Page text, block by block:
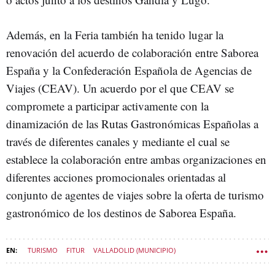
Además, en la Feria también ha tenido lugar la
renovación del acuerdo de colaboración entre Saborea
España y la Confederación Española de Agencias de
Viajes (CEAV). Un acuerdo por el que CEAV se
compromete a participar activamente con la
dinamización de las Rutas Gastronómicas Españolas a
través de diferentes canales y mediante el cual se
establece la colaboración entre ambas organizaciones en
diferentes acciones promocionales orientadas al
conjunto de agentes de viajes sobre la oferta de turismo
gastronómico de los destinos de Saborea España.
TURISMO FITUR VALLADOLID (MUNICIPIO)